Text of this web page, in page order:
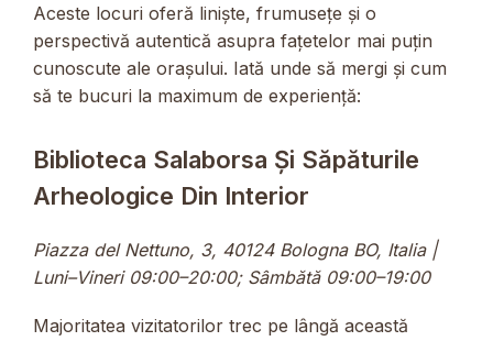
Aceste locuri oferă liniște, frumusețe și o
perspectivă autentică asupra fațetelor mai puțin
cunoscute ale orașului. Iată unde să mergi și cum
să te bucuri la maximum de experiență:
Biblioteca Salaborsa Și Săpăturile
Arheologice Din Interior
Piazza del Nettuno, 3, 40124 Bologna BO, Italia |
Luni–Vineri 09:00–20:00; Sâmbătă 09:00–19:00
Majoritatea vizitatorilor trec pe lângă această